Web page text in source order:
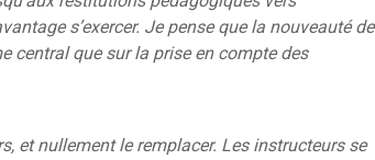
s’exercer. Je pense que la nouveauté de
central que sur la prise en compte des
et nullement le remplacer. Les instructeurs se